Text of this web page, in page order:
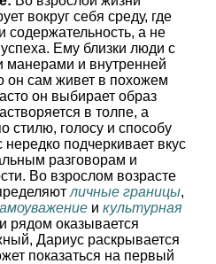
вокруг себя среду, где
содержательность, а не
Ему близки люди с
манерами и внутренней
он сам живет в похожем
он выбирает образ
в толпе, а
стилю, голосу и способу
подчеркивает вкус
разговорам и
Во взрослом возрасте
личные границы,
и культурная
рядом оказывается
Дариус раскрывается
показаться на первый